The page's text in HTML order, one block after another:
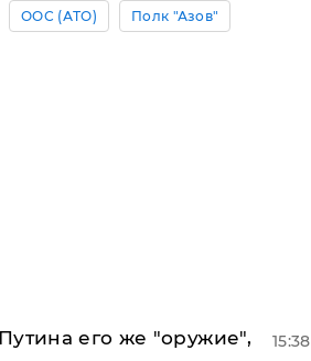
ООС (АТО) Полк "Азов"
его же "оружие",
15:38